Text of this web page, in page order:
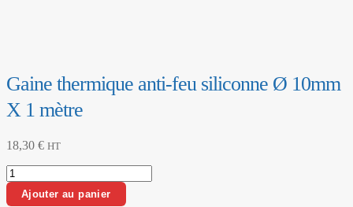
Gaine thermique anti-feu siliconne Ø 10mm
X 1 mètre
18,30 € HT
quantité
de
GaineAjouter au panier